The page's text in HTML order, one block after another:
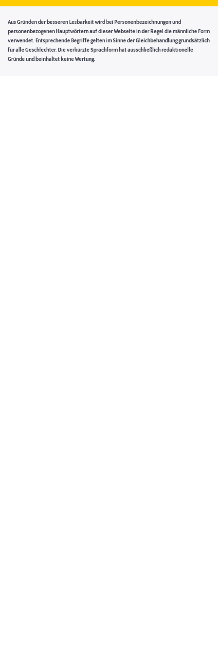
Aus Gründen der besseren Lesbarkeit wird bei Personenbezeichnungen und
personenbezogenen Hauptwörtern auf dieser Webseite in der Regel die männliche Form
verwendet. Entsprechende Begriffe gelten im Sinne der Gleichbehandlung grundsätzlich
für alle Geschlechter. Die verkürzte Sprachform hat ausschließlich redaktionelle
Gründe und beinhaltet keine Wertung.